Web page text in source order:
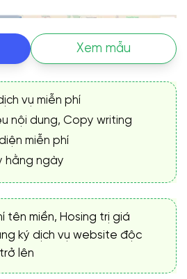
Xem mẫu
vụ miễn phí
nội dung, Copy writing
miễn phí
hằng ngày
tên miền, Hosing trị giá
ký dịch vụ website độc
lên